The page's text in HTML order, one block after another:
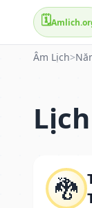
🗓️
Âm Lịch>
🐉